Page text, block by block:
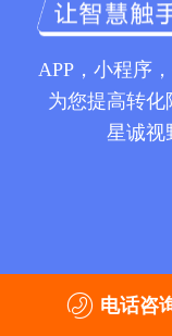
APP，小程序
为您提高转化
星诚视
电话咨